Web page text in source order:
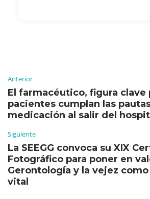
Anterior
El farmacéutico, figura clave
pacientes cumplan las
medicación al salir del
Siguiente
La SEEGG convoca su XIX
Fotográfico para poner en
Gerontología y la vejez
vital